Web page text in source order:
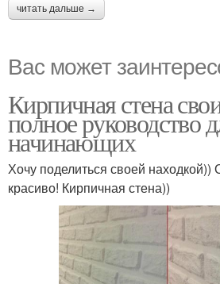
читать дальше →
Вас может
Кирпичная стена
полное руководство
начинающих
Хочу поделиться своей
красиво! Кирпичная стена))